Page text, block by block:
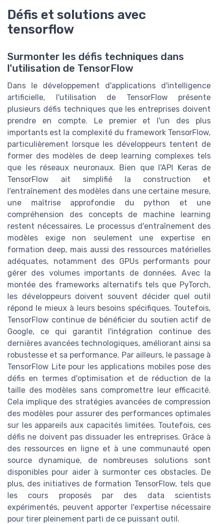
Défis et solutions avec
tensorflow
Surmonter les défis techniques dans
l'utilisation de TensorFlow
Dans le développement d'applications d'intelligence
artificielle, l'utilisation de TensorFlow présente
plusieurs défis techniques que les entreprises doivent
prendre en compte. Le premier et l'un des plus
importants est la complexité du framework TensorFlow,
particulièrement lorsque les développeurs tentent de
former des modèles de deep learning complexes tels
que les réseaux neuronaux. Bien que l'API Keras de
TensorFlow ait simplifié la construction et
l'entraînement des modèles dans une certaine mesure,
une maîtrise approfondie du python et une
compréhension des concepts de machine learning
restent nécessaires. Le processus d'entraînement des
modèles exige non seulement une expertise en
formation deep, mais aussi des ressources matérielles
adéquates, notamment des GPUs performants pour
gérer des volumes importants de données. Avec la
montée des frameworks alternatifs tels que PyTorch,
les développeurs doivent souvent décider quel outil
répond le mieux à leurs besoins spécifiques. Toutefois,
TensorFlow continue de bénéficier du soutien actif de
Google, ce qui garantit l'intégration continue des
dernières avancées technologiques, améliorant ainsi sa
robustesse et sa performance. Par ailleurs, le passage à
TensorFlow Lite pour les applications mobiles pose des
défis en termes d'optimisation et de réduction de la
taille des modèles sans compromettre leur efficacité.
Cela implique des stratégies avancées de compression
des modèles pour assurer des performances optimales
sur les appareils aux capacités limitées. Toutefois, ces
défis ne doivent pas dissuader les entreprises. Grâce à
des ressources en ligne et à une communauté open
source dynamique, de nombreuses solutions sont
disponibles pour aider à surmonter ces obstacles. De
plus, des initiatives de formation TensorFlow, tels que
les cours proposés par des data scientists
expérimentés, peuvent apporter l'expertise nécessaire
pour tirer pleinement parti de ce puissant outil.